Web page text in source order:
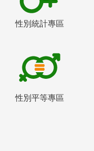
性別統計專區
性別平等專區